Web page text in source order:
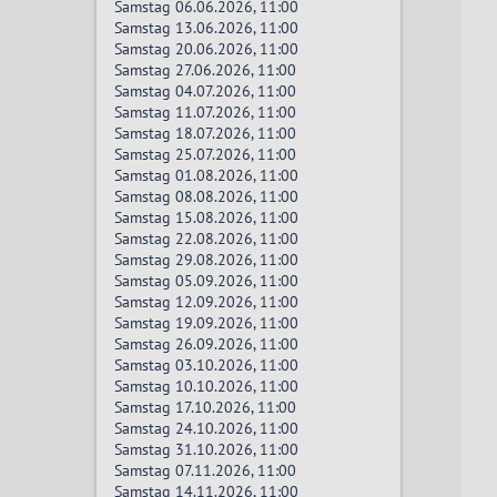
Samstag 06.06.2026, 11:00
Samstag 13.06.2026, 11:00
Samstag 20.06.2026, 11:00
Samstag 27.06.2026, 11:00
Samstag 04.07.2026, 11:00
Samstag 11.07.2026, 11:00
Samstag 18.07.2026, 11:00
Samstag 25.07.2026, 11:00
Samstag 01.08.2026, 11:00
Samstag 08.08.2026, 11:00
Samstag 15.08.2026, 11:00
Samstag 22.08.2026, 11:00
Samstag 29.08.2026, 11:00
Samstag 05.09.2026, 11:00
Samstag 12.09.2026, 11:00
Samstag 19.09.2026, 11:00
Samstag 26.09.2026, 11:00
Samstag 03.10.2026, 11:00
Samstag 10.10.2026, 11:00
Samstag 17.10.2026, 11:00
Samstag 24.10.2026, 11:00
Samstag 31.10.2026, 11:00
Samstag 07.11.2026, 11:00
Samstag 14.11.2026, 11:00